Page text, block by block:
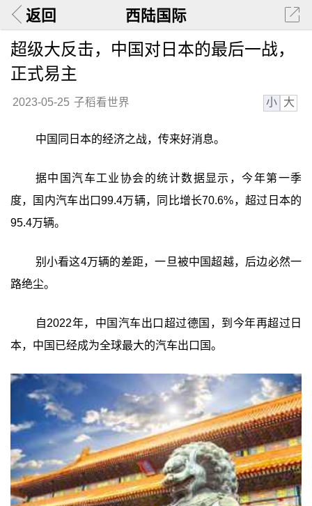
返回 西陆国际
超级大反击，中国对日本的最后一战，
正式易主
2023-05-25 子稻看世界 小 大
中国同日本的经济之战，传来好消息。
据中国汽车工业协会的统计数据显示，今年第一季
度，国内汽车出口99.4万辆，同比增长70.6%，超过日本的
95.4万辆。
别小看这4万辆的差距，一旦被中国超越，后边必然一
路绝尘。
自2022年，中国汽车出口超过德国，到今年再超过日
本，中国已经成为全球最大的汽车出口国。